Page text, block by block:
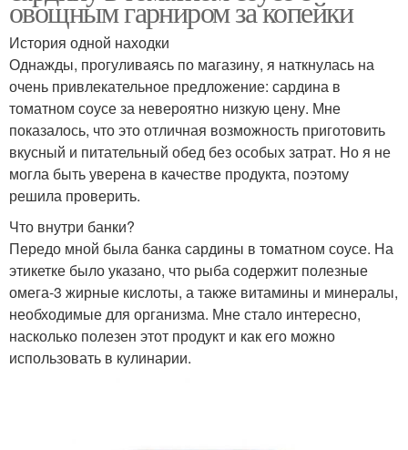
овощным гарниром за копейки
История одной находки
Однажды, прогуливаясь по магазину, я наткнулась на
очень привлекательное предложение: сардина в
томатном соусе за невероятно низкую цену. Мне
показалось, что это отличная возможность приготовить
вкусный и питательный обед без особых затрат. Но я не
могла быть уверена в качестве продукта, поэтому
решила проверить.
Что внутри банки?
Передо мной была банка сардины в томатном соусе. На
этикетке было указано, что рыба содержит полезные
омега-3 жирные кислоты, а также витамины и минералы,
необходимые для организма. Мне стало интересно,
насколько полезен этот продукт и как его можно
использовать в кулинарии.